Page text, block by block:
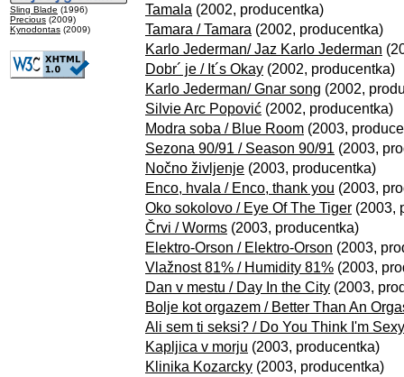
Sling Blade (1996)
Precious (2009)
Kynodontas (2009)
Tamala (2002, producentka)
Tamara / Tamara (2002, producentka)
Karlo Jederman/ Jaz Karlo Jederman
Dobr´ je / It´s Okay (2002, producentka)
Karlo Jederman/ Gnar song (2002,
Silvie Arc Popović (2002, producentka)
Modra soba / Blue Room (2003,
Sezona 90/91 / Season 90/91 (2003,
Nočno življenje (2003, producentka)
Enco, hvala / Enco, thank you (2003,
Oko sokolovo / Eye Of The Tiger (2003,
Črvi / Worms (2003, producentka)
Elektro-Orson / Elektro-Orson (2003,
Vlažnost 81% / Humidity 81% (2003,
Dan v mestu / Day In the City (2003,
Bolje kot orgazem / Better Than An
Ali sem ti seksi? / Do You Think I'm
Kapljica v morju (2003, producentka)
Klinika Kozarcky (2003, producentka)